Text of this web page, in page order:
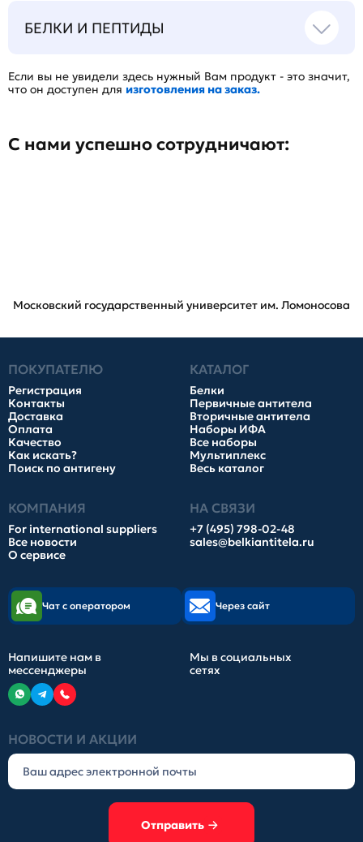
БЕЛКИ И ПЕПТИДЫ
Если вы не увидели здесь нужный Вам продукт - это значит,
что он доступен для изготовления на заказ.
С нами успешно сотрудничают:
Московский государственный университет им. Ломоносова
ПОКУПАТЕЛЮ
Регистрация
Контакты
Доставка
Оплата
Качество
Как искать?
Поиск по антигену
КАТАЛОГ
Белки
Первичные антитела
Вторичные антитела
Наборы ИФА
Все наборы
Мультиплекс
Весь каталог
КОМПАНИЯ
For international suppliers
Все новости
О сервисе
НА СВЯЗИ
+7 (495) 798-02-48
sales@belkiantitela.ru
НОВОСТИ И АКЦИИ
Отправить
Чат с оператором Через сайт
Напишите нам в
мессенджеры
Мы в социальных
сетях